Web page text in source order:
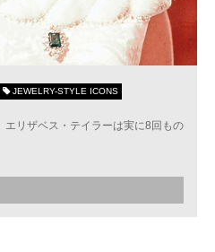
JEWELRY-STYLE ICONS